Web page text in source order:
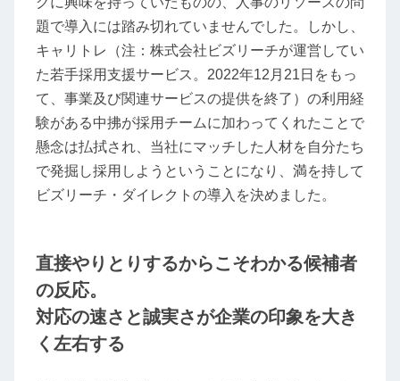
題で導入には踏み切れていませんでした。しかし、
キャリトレ（注：株式会社ビズリーチが運営してい
た若手採用支援サービス。2022年12月21日をもっ
て、事業及び関連サービスの提供を終了）の利用経
験がある中拂が採用チームに加わってくれたことで
懸念は払拭され、当社にマッチした人材を自分たち
で発掘し採用しようということになり、満を持して
ビズリーチ・ダイレクトの導入を決めました。
直接やりとりするからこそわかる候補者
の反応。
対応の速さと誠実さが企業の印象を大き
く左右する